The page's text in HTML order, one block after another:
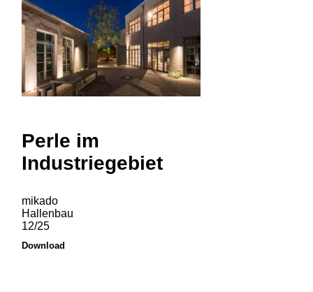
Perle im
Industriegebiet
mikado
Hallenbau
12/25
Download